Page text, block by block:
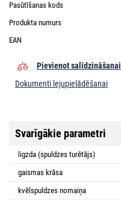
Pasūtīšanas kods
Produkta numurs
EAN
Pievienot salīdzināšanai
Dokumenti lejupielādēšanai
Svarīgākie parametri
ligzda (spuldzes turētājs)
gaismas krāsa
kvēlspuldzes nomaiņa